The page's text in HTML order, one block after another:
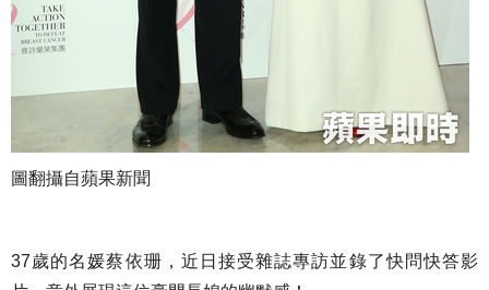
圖翻攝自蘋果新聞
37歲的名媛蔡依珊，近日接受雜誌專訪並錄了快問快答影